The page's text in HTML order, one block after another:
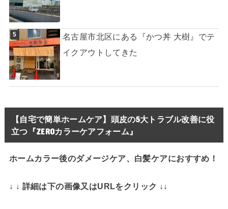
名古屋市北区にある『かつ丼 大樹』でテ
イクアウトしてきた
【自宅で簡単ホームケア】頭皮の5大トラブル改善に役
立つ『ZEROカラーケアフォーム』
ホームカラー後のダメージケア、白髪ケアにおすすめ！
↓ ↓ 詳細は下の画像又はURLをクリック ↓↓